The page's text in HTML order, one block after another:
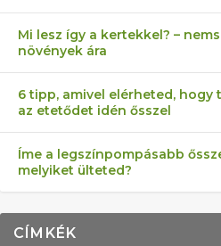
Mi lesz így a kertekkel? –
növények ára
6 tipp, amivel elérheted, hogy
az etetődet idén ősszel
Íme a legszínpompásabb
melyiket ülteted?
CÍMKÉK